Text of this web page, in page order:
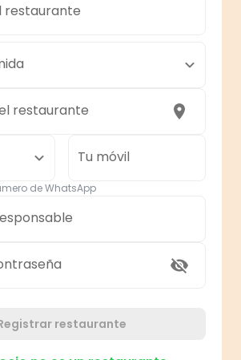
restaurante
restaurante
Tu móvil
de WhatsApp
restaurante